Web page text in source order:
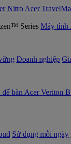
Nitro Acer
Máy tính
Doanh nghiệp
bàn Acer Veriton
Sử dụng mỗi ngày